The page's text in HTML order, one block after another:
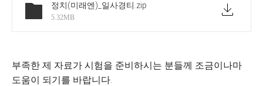
정치(미래엔)_일사경티 .zip
5.32MB
부족한 제 자료가 시험을 준비하시는 분들께 조금이나마
도움이 되기를 바랍니다.